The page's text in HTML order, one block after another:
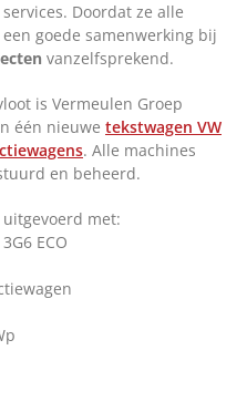
Doordat ze alle
goede samenwerking bij
vanzelfsprekend.
is Vermeulen Groep
één nieuwe tekstwagen VW
. Alle machines
en beheerd.
uitgevoerd met:
ECO